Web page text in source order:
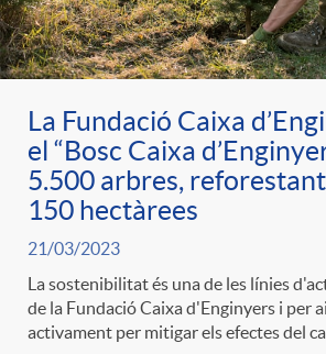
La Fundació Caixa
el “Bosc Caixa
5.500 arbres,
150 hectàrees
21/03/2023
La sostenibilitat és una de les línies
de la Fundació Caixa d'Enginyers i per
activament per mitigar els efectes del